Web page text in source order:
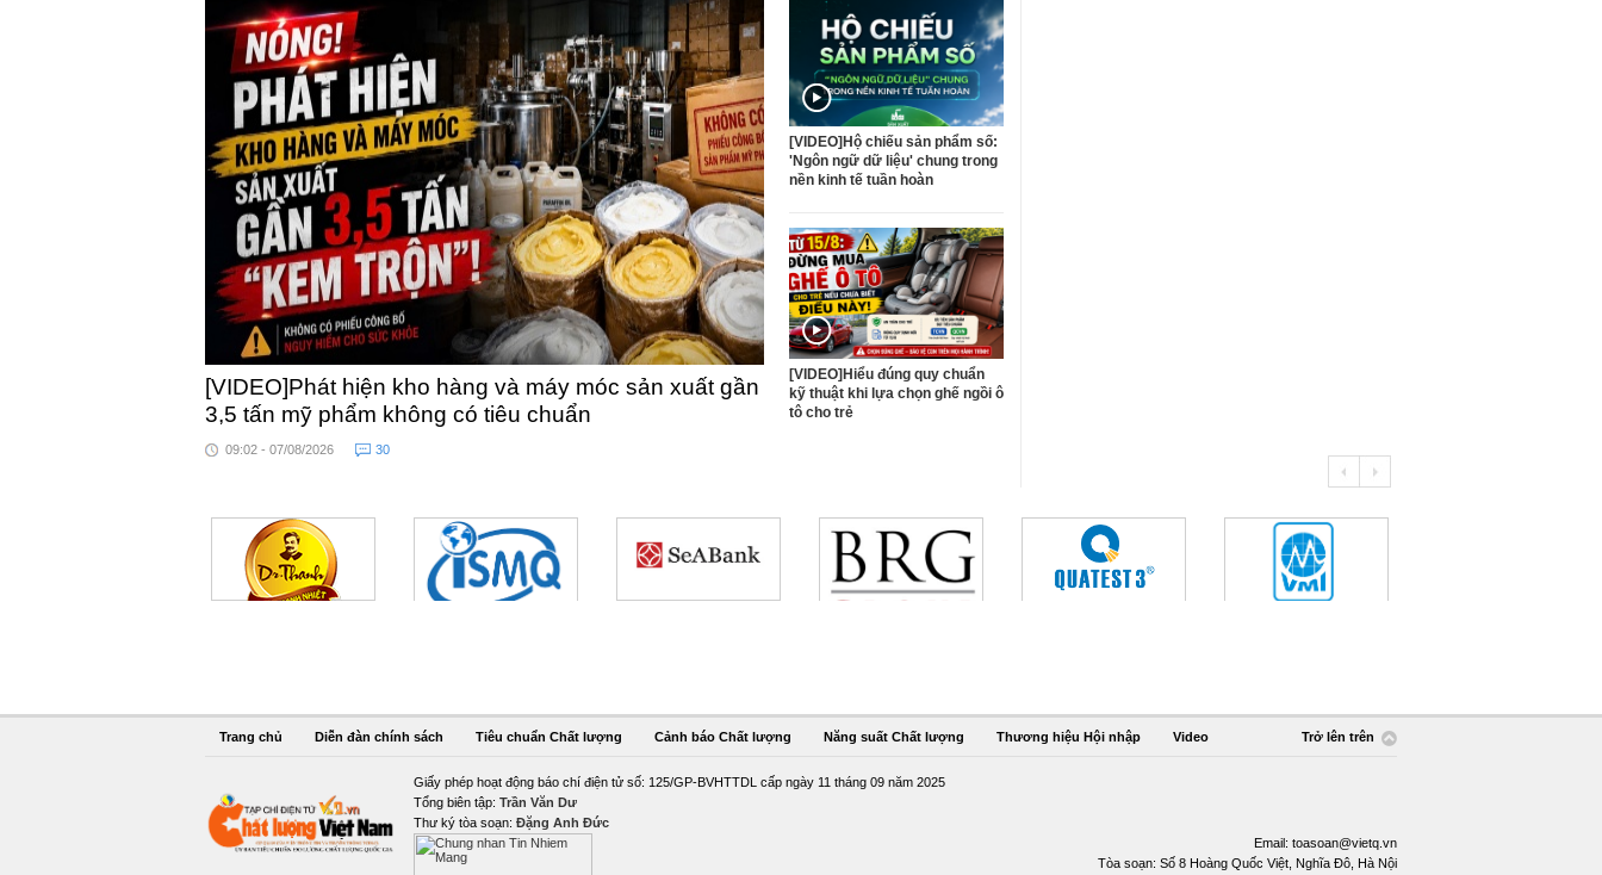
[VIDEO]Phát hiện kho hàng và máy móc sản xuất gần
3,5 tấn mỹ phẩm không có tiêu chuẩn
09:02 - 07/08/2026 30
[VIDEO]Hộ chiếu sản phẩm số:
'Ngôn ngữ dữ liệu' chung trong
nền kinh tế tuần hoàn
[VIDEO]Hiểu đúng quy chuẩn
kỹ thuật khi lựa chọn ghế ngồi ô
tô cho trẻ
Trang chủ Diễn đàn chính sách Tiêu chuẩn Chất lượng Cảnh báo Chất lượng Năng suất Chất lượng Thương hiệu Hội nhập Video Trở lên trên
Giấy phép hoạt động báo chí điện tử số: 125/GP-BVHTTDL cấp ngày 11 tháng 09 năm 2025
Tổng biên tập: Trần Văn Dư
Thư ký tòa soạn: Đặng Anh Đức
Email: toasoan@vietq.vn
Tòa soạn: Số 8 Hoàng Quốc Việt, Nghĩa Đô, Hà Nội